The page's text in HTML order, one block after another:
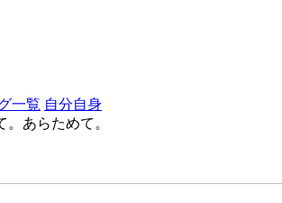
一覧 自分自身
。あらためて。